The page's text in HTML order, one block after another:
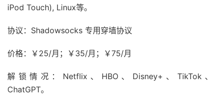
iPod Touch), Linux等。
协议：Shadowsocks 专用穿墙协议
价格：￥25/月；￥35/月；￥75/月
解锁情况：Netflix、HBO、Disney+、TikTok、
ChatGPT。